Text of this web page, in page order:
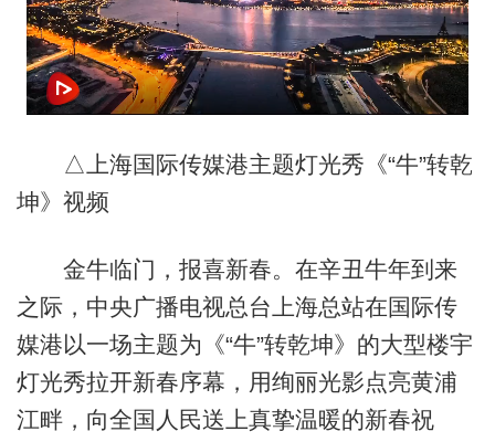
△上海国际传媒港主题灯光秀《“牛”转乾
坤》视频
金牛临门，报喜新春。在辛丑牛年到来
之际，中央广播电视总台上海总站在国际传
媒港以一场主题为《“牛”转乾坤》的大型楼宇
灯光秀拉开新春序幕，用绚丽光影点亮黄浦
江畔，向全国人民送上真挚温暖的新春祝